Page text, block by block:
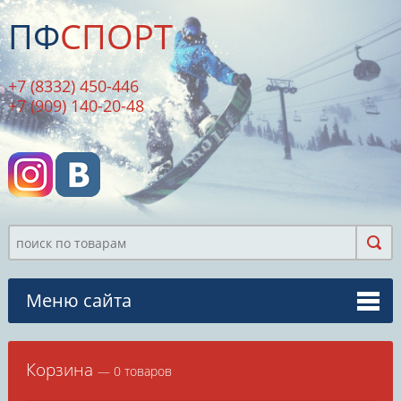
ПФСПОРТ
+7 (8332) 450-446
+7 (909) 140-20-48
Меню сайта
Корзина — 0 товаров